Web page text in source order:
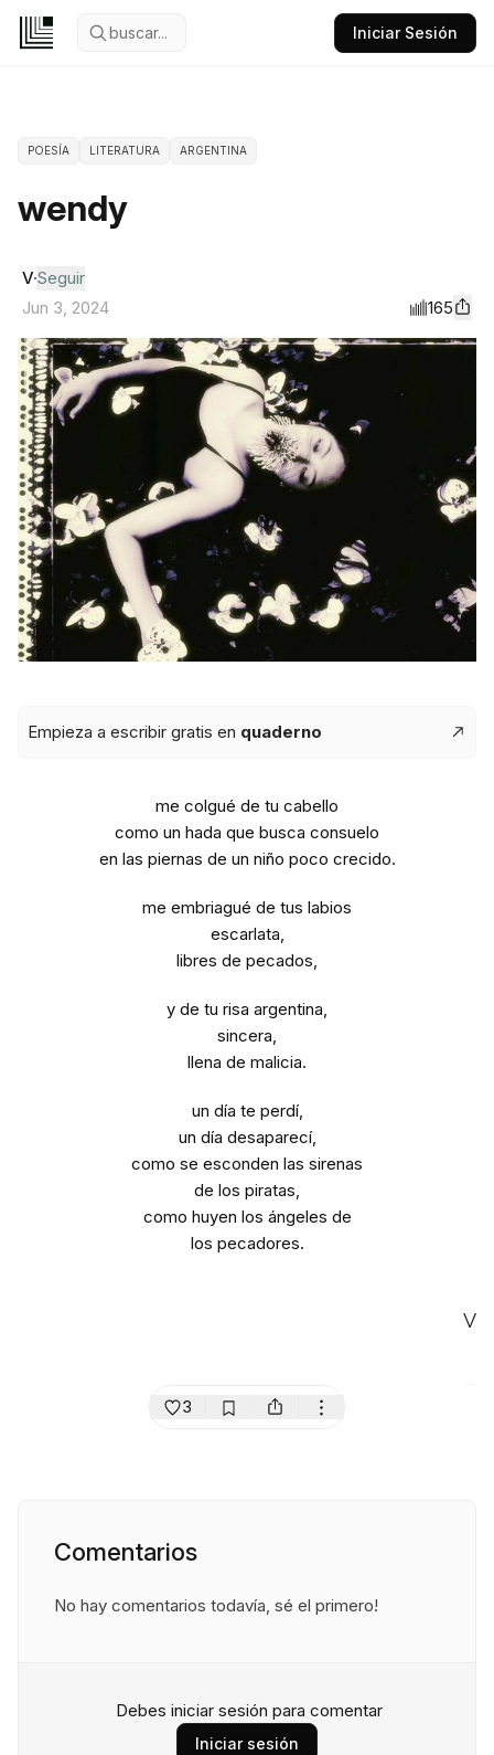
buscar... Iniciar Sesión
POESÍA LITERATURA ARGENTINA
wendy
V Seguir
Jun 3, 2024
165
Empieza a escribir gratis en quaderno
me colgué de tu cabello
como un hada que busca consuelo
en las piernas de un niño poco crecido.
me embriagué de tus labios
escarlata,
libres de pecados,
y de tu risa argentina,
sincera,
llena de malicia.
un día te perdí,
un día desaparecí,
como se esconden las sirenas
de los piratas,
como huyen los ángeles de
los pecadores.
V
3
Comentarios
No hay comentarios todavía, sé el primero!
Debes iniciar sesión para comentar
Iniciar sesión